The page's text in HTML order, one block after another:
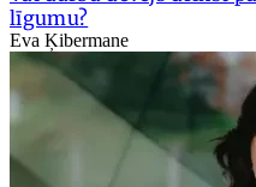
līgumu?
Eva Ķibermane